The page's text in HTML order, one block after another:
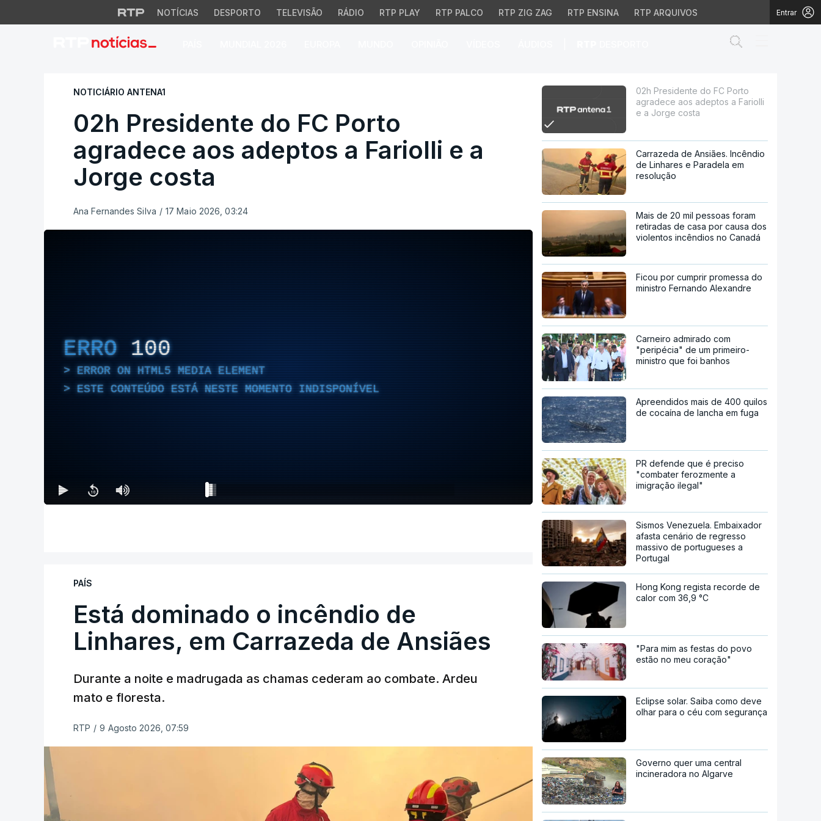
NOTÍCIAS DESPORTO TELEVISÃO RÁDIO RTP PLAY RTP PALCO RTP ZIG ZAG RTP ENSINA RTP ARQUIVOS Entrar
02h Presidente do FC Porto agradece aos adeptos a Fariolli e a
NOTICIÁRIO ANTENA1
02h Presidente do FC Porto
agradece aos adeptos a Fariolli e a
Jorge costa
Ana Fernandes Silva / 17 Maio 2026, 03:24
ERRO 100
ERROR ON HTML5 MEDIA ELEMENT
ESTE CONTEÚDO ESTÁ NESTE MOMENTO INDISPONÍVEL
PAÍS
Está dominado o incêndio de
Linhares, em Carrazeda de Ansiães
Durante a noite e madrugada as chamas cederam ao combate. Ardeu
mato e floresta.
RTP / 9 Agosto 2026, 07:59
02h Presidente do FC Porto
agradece aos adeptos a Fariolli
e a Jorge costa
Carrazeda de Ansiães. Incêndio
de Linhares e Paradela em
resolução
Mais de 20 mil pessoas foram
retiradas de casa por causa dos
violentos incêndios no Canadá
Ficou por cumprir promessa do
ministro Fernando Alexandre
Carneiro admirado com
"peripécia" de um primeiro-
ministro que foi banhos
Apreendidos mais de 400 quilos
de cocaína de lancha em fuga
PR defende que é preciso
"combater ferozmente a
imigração ilegal"
Sismos Venezuela. Embaixador
afasta cenário de regresso
massivo de portugueses a
Portugal
Hong Kong regista recorde de
calor com 36,9 °C
"Para mim as festas do povo
estão no meu coração"
Eclipse solar. Saiba como deve
olhar para o céu com segurança
Governo quer uma central
incineradora no Algarve